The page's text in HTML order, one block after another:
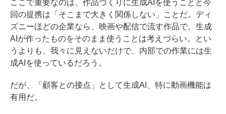
ここで重要なのは、作品づくりに生成AIを使うことと今
回の提携は「そこまで大きく関係しない」ことだ。ディ
ズニーほどの企業なら、映画や配信で流す作品で、生成
AIが作ったものをそのまま使うことは考えづらい。とい
うよりも、我々に見えないだけで、内部での作業には生
成AIを使っているだろう。
だが、「顧客との接点」として生成AI、特に動画機能は
有用だ。